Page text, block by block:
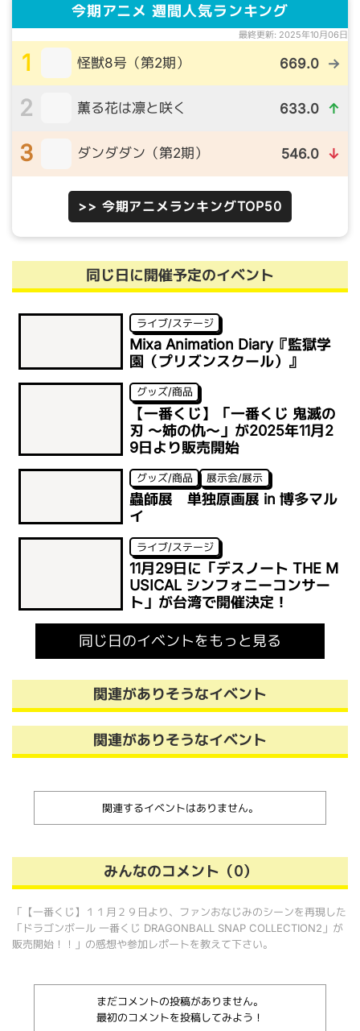
今期アニメ 週間人気ランキング
最終更新: 2025年10月06日
1 怪獣8号（第2期） 669.0 →
2 薫る花は凛と咲く 633.0 ↑
3 ダンダダン（第2期） 546.0 ↓
>> 今期アニメランキングTOP50
同じ日に開催予定のイベント
ライブ/ステージ
Mixa Animation Diary『監獄学
園（プリズンスクール）』
グッズ/商品
【一番くじ】「一番くじ 鬼滅の
刃 ～姉の仇～」が2025年11月2
9日より販売開始
グッズ/商品 展示会/展示
蟲師展 単独原画展 in 博多マル
イ
ライブ/ステージ
11月29日に「デスノート THE M
USICAL シンフォニーコンサー
ト」が台湾で開催決定！
同じ日のイベントをもっと見る
関連がありそうなイベント
関連がありそうなイベント
関連するイベントはありません。
みんなのコメント（0）
「【一番くじ】１１月２９日より、ファンおなじみのシーンを再現した
「ドラゴンボール 一番くじ DRAGONBALL SNAP COLLECTION2」が
販売開始！！」の感想や参加レポートを教えて下さい。
まだコメントの投稿がありません。
最初のコメントを投稿してみよう！